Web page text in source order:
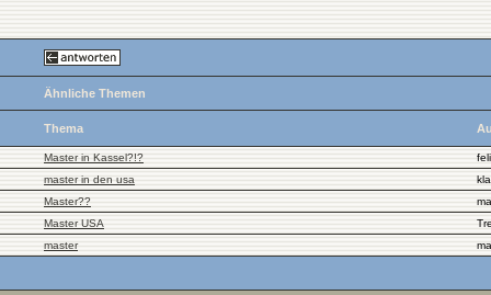
Ähnliche Themen
Thema
Master in Kassel?!?
master in den usa
Master??
Master USA
master